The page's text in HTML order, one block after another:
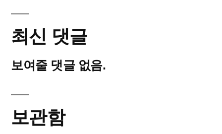
최신 댓글
보여줄 댓글 없음.
보관함